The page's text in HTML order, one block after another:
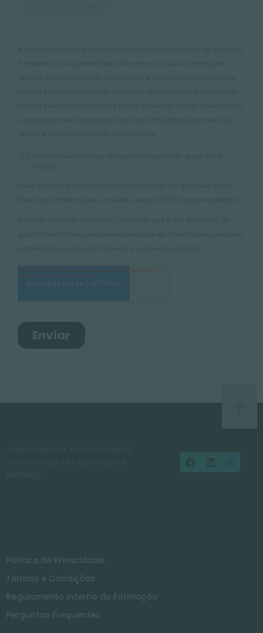
Política de Privacidade
Termos e Condições
Regulamento Interno de Formação
Perguntas Frequentes